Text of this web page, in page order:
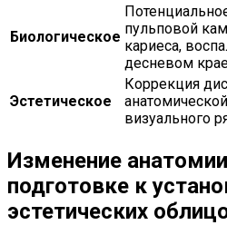
Биологическое пульповой
кариеса,
десневом
Эстетическое
Коррекция
визуального
Изменение
подготовке к
эстетических